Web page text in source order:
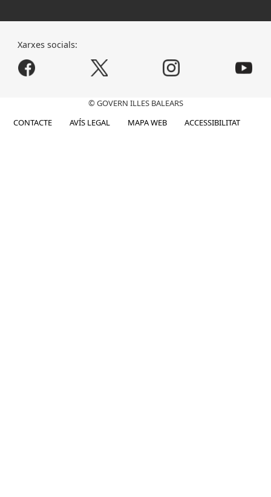
Xarxes socials:
© GOVERN ILLES BALEARS
CONTACTE
AVÍS LEGAL MAPA WEB ACCESSIBILITAT